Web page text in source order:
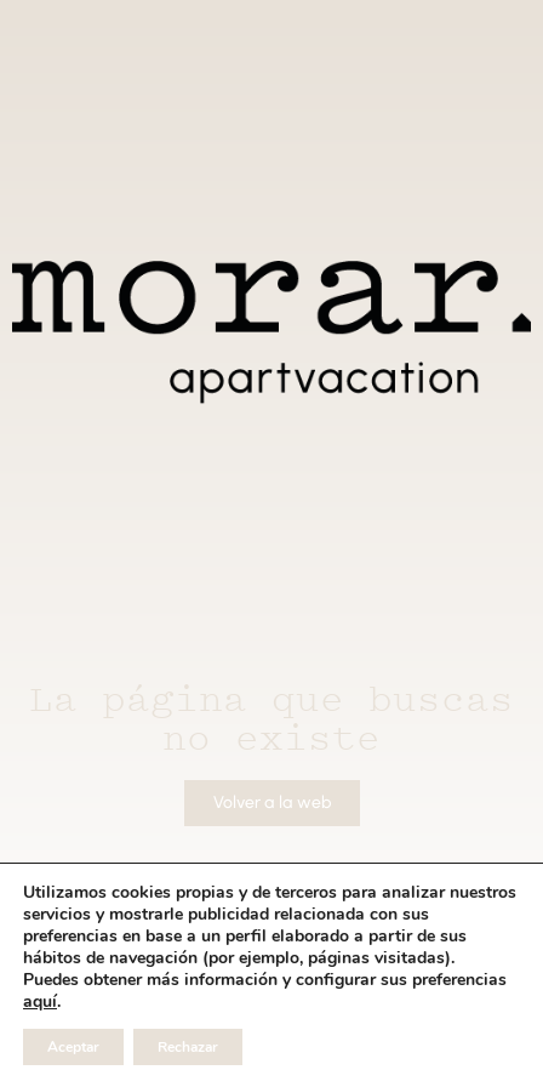
La página que buscas
no existe
Volver a la web
Utilizamos cookies propias y de terceros para analizar nuestros
servicios y mostrarle publicidad relacionada con sus
preferencias en base a un perfil elaborado a partir de sus
hábitos de navegación (por ejemplo, páginas visitadas).
Puedes obtener más información y configurar sus preferencias
aquí.
Aceptar Rechazar